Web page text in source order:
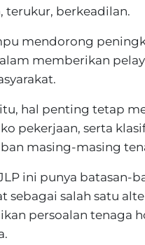
terukur, berkeadilan.
mendorong
memberikan
itu, hal penting tetap
pekerjaan, serta
masing-masing
ini punya batasan-
sebagai salah satu
persoalan tenaga